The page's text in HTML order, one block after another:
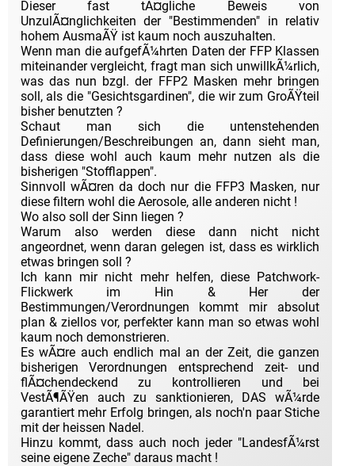
Dieser fast tÃ¤gliche Beweis von
UnzulÃ¤nglichkeiten der "Bestimmenden" in relativ
hohem AusmaÃŸ ist kaum noch auszuhalten.
Wenn man die aufgefÃ¼hrten Daten der FFP Klassen
miteinander vergleicht, fragt man sich unwillkÃ¼rlich,
was das nun bzgl. der FFP2 Masken mehr bringen
soll, als die "Gesichtsgardinen", die wir zum GroÃŸteil
bisher benutzten ?
Schaut man sich die untenstehenden
Definierungen/Beschreibungen an, dann sieht man,
dass diese wohl auch kaum mehr nutzen als die
bisherigen "Stofflappen".
Sinnvoll wÃ¤ren da doch nur die FFP3 Masken, nur
diese filtern wohl die Aerosole, alle anderen nicht !
Wo also soll der Sinn liegen ?
Warum also werden diese dann nicht nicht
angeordnet, wenn daran gelegen ist, dass es wirklich
etwas bringen soll ?
Ich kann mir nicht mehr helfen, diese Patchwork-
Flickwerk im Hin & Her der
Bestimmungen/Verordnungen kommt mir absolut
plan & ziellos vor, perfekter kann man so etwas wohl
kaum noch demonstrieren.
Es wÃ¤re auch endlich mal an der Zeit, die ganzen
bisherigen Verordnungen entsprechend zeit- und
flÃ¤chendeckend zu kontrollieren und bei
VestÃ¶ÃŸen auch zu sanktionieren, DAS wÃ¼rde
garantiert mehr Erfolg bringen, als noch'n paar Stiche
mit der heissen Nadel.
Hinzu kommt, dass auch noch jeder "LandesfÃ¼rst
seine eigene Zeche" daraus macht !